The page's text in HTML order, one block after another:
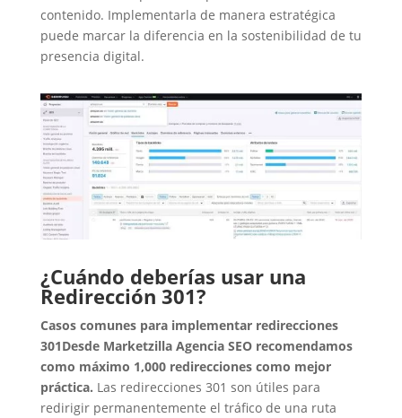
contenido. Implementarla de manera estratégica
puede marcar la diferencia en la sostenibilidad de tu
presencia digital.
¿Cuándo deberías usar una
Redirección 301?
Casos comunes para implementar redirecciones
301Desde Marketzilla Agencia SEO recomendamos
como máximo 1,000 redirecciones como mejor
práctica. Las redirecciones 301 son útiles para
redirigir permanentemente el tráfico de una ruta